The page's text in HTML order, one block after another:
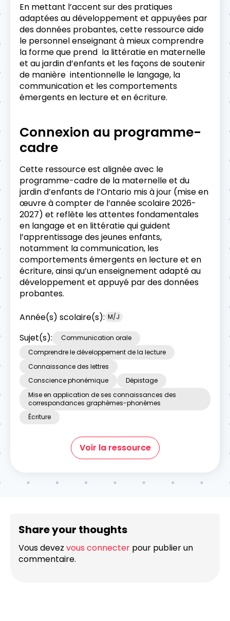
En mettant l’accent sur des pratiques
adaptées au développement et appuyées par
des données probantes, cette ressource aide
le personnel enseignant à mieux comprendre
la forme que prend la littératie en maternelle
et au jardin d’enfants et les façons de soutenir
de manière intentionnelle le langage, la
communication et les comportements
émergents en lecture et en écriture.
Connexion au programme-
cadre
Cette ressource est alignée avec le
programme-cadre de la maternelle et du
jardin d’enfants de l’Ontario mis à jour (mise en
œuvre à compter de l’année scolaire 2026-
2027) et reflète les attentes fondamentales
en langage et en littératie qui guident
l’apprentissage des jeunes enfants,
notamment la communication, les
comportements émergents en lecture et en
écriture, ainsi qu’un enseignement adapté au
développement et appuyé par des données
probantes.
Année(s) scolaire(s): M/J
Sujet(s):
Communication orale
Comprendre le développement de la lecture
Connaissance des lettres
Conscience phonémique
Dépistage
Mise en application de ses connaissances des
correspondances graphèmes-phonèmes
Écriture
Voir la ressource
Share your thoughts
Vous devez vous connecter pour publier un
commentaire.